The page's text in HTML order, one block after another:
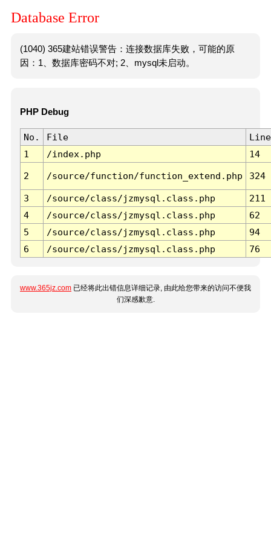
Database Error
(1040) 365建站错误警告：连接数据库失败，可能的原
因：1、数据库密码不对; 2、mysql未启动。
PHP Debug
No. File
Line
1
/index.php 14
2 /source/function/function_extend.php 324
3 /source/class/jzmysql.class.php
211
4
/source/class/jzmysql.class.php
62
5
/source/class/jzmysql.class.php
94
6
/source/class/jzmysql.class.php 76
www.365jz.com 已经将此出错信息详细记录, 由此给您带来的访问不便我
们深感歉意.